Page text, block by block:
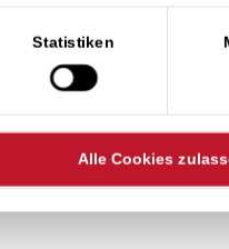
Statistiken
Alle Cookies
Verbände an die
in dem
infrage stellt.
GmbH,